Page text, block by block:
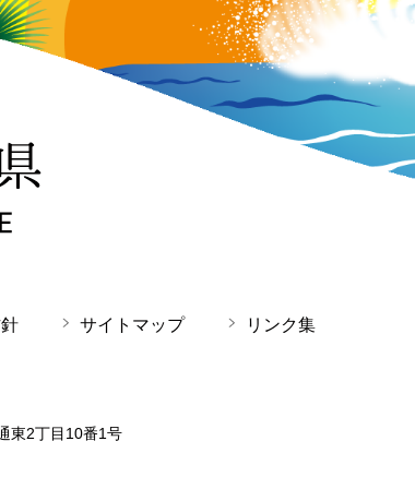
サイトマップ リンク集
東2丁目10番1号